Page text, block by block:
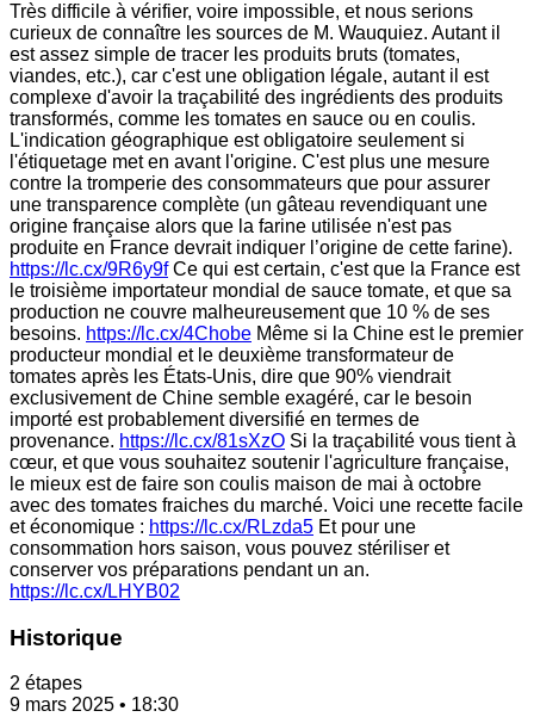
Très difficile à vérifier, voire impossible, et nous serions
curieux de connaître les sources de M. Wauquiez. Autant il
est assez simple de tracer les produits bruts (tomates,
viandes, etc.), car c'est une obligation légale, autant il est
complexe d'avoir la traçabilité des ingrédients des produits
transformés, comme les tomates en sauce ou en coulis.
L'indication géographique est obligatoire seulement si
l'étiquetage met en avant l'origine. C'est plus une mesure
contre la tromperie des consommateurs que pour assurer
une transparence complète (un gâteau revendiquant une
origine française alors que la farine utilisée n'est pas
produite en France devrait indiquer l’origine de cette farine).
https://lc.cx/9R6y9fCe qui est certain, c'est que la France est
le troisième importateur mondial de sauce tomate, et que sa
production ne couvre malheureusement que 10 % de ses
besoins. https://lc.cx/4Chobe Même si la Chine est le premier
producteur mondial et le deuxième transformateur de
tomates après les États-Unis, dire que 90% viendrait
exclusivement de Chine semble exagéré, car le besoin
importé est probablement diversifié en termes de
provenance. https://lc.cx/81sXzO Si la traçabilité vous tient à
cœur, et que vous souhaitez soutenir l'agriculture française,
le mieux est de faire son coulis maison de mai à octobre
avec des tomates fraiches du marché. Voici une recette facile
et économique : https://lc.cx/RLzda5 Et pour une
consommation hors saison, vous pouvez stériliser et
conserver vos préparations pendant un an.
https://lc.cx/LHYB02
Historique
2 étapes
9 mars 2025 • 18:30